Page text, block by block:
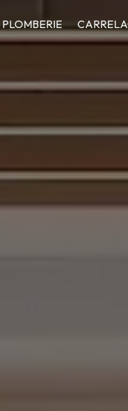
PLOMBERIE